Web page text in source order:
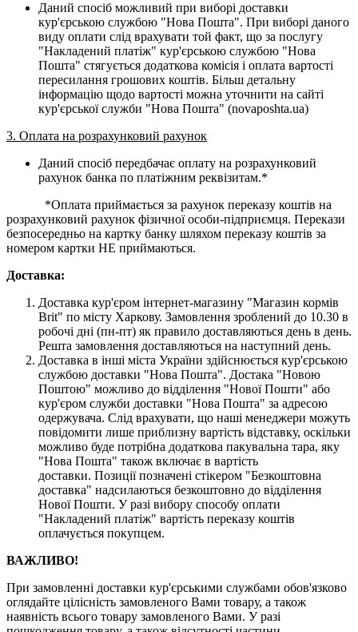
Даний спосіб можливий при виборі доставки
кур'єрською службою "Нова Пошта". При виборі даного
виду оплати слід врахувати той факт, що за послугу
"Накладений платіж" кур'єрською службою "Нова
Пошта" стягується додаткова комісія і оплата вартості
пересилання грошових коштів. Більш детальну
інформацію щодо вартості можна уточнити на сайті
кур'єрської служби "Нова Пошта" (novaposhta.ua)
3. Оплата на розрахунковий рахунок
Даний спосіб передбачає оплату на розрахунковий
рахунок банка по платіжним реквізитам.*
*Оплата приймається за рахунок переказу коштів на
розрахунковий рахунок фізичної особи-підприємця. Перекази
безпосередньо на картку банку шляхом переказу коштів за
номером картки НЕ приймаються.
Доставка:
Доставка кур'єром інтернет-магазину "Магазин кормів
Brit" по місту Харкову. Замовлення зроблений до 10.30 в
робочі дні (пн-пт) як правило доставляються день в день.
Решта замовлення доставляються на наступний день.
Доставка в інші міста України здійснюється кур'єрською
службою доставки "Нова Пошта". Достака "Новою
Поштою" можливо до відділення "Нової Пошти" або
кур'єром служби доставки "Нова Пошта" за адресою
одержувача. Слід врахувати, що наші менеджери можуть
повідомити лише приблизну вартість відставку, оскільки
можливо буде потрібна додаткова пакувальна тара, яку
"Нова Пошта" також включає в вартість
доставки. Позиції позначені стікером "Безкоштовна
доставка" надсилаються безкоштовно до відділення
Нової Пошти. У разі вибору способу оплати
"Накладений платіж" вартість переказу коштів
оплачується покупцем.
ВАЖЛИВО!
При замовленні доставки кур'єрськими службами обов'язково
оглядайте цілісність замовленого Вами товару, а також
наявність всього товару замовленого Вами. У разі